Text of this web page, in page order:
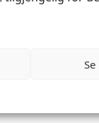
for deg. Hilsen